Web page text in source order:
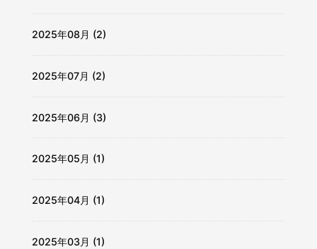
2025年08月 (2)
2025年07月 (2)
2025年06月 (3)
2025年05月 (1)
2025年04月 (1)
2025年03月 (1)